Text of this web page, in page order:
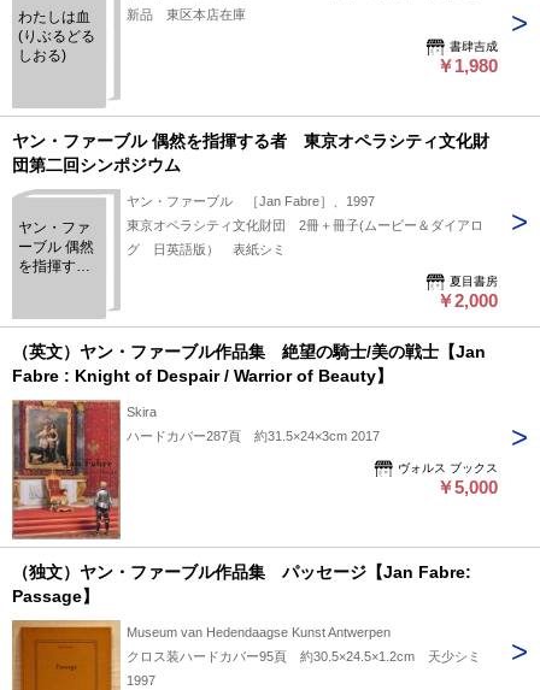
わたしは血
(りぶるどる
しおる)
新品 東区本店在庫
書肆吉成
￥1,980
ヤン・ファーブル 偶然を指揮する者 東京オペラシティ文化財
団第二回シンポジウム
ヤン・ファ
ーブル 偶然
を指揮する
文化財団第
二回シンポ
ジウム
ヤン・ファーブル ［Jan Fabre］、1997
東京オペラシティ文化財団 2冊＋冊子(ムービー＆ダイアロ
グ 日英語版） 表紙シミ
夏目書房
￥2,000
（英文）ヤン・ファーブル作品集 絶望の騎士/美の戦士【Jan
Fabre : Knight of Despair / Warrior of Beauty】
Skira
ハードカバー287頁 約31.5×24×3cm 2017
ヴォルス ブックス
￥5,000
（独文）ヤン・ファーブル作品集 パッセージ【Jan Fabre:
Passage】
Museum van Hedendaagse Kunst Antwerpen
クロス装ハードカバー95頁 約30.5×24.5×1.2cm 天少シミ
1997